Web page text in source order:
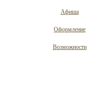
Афиша
Оформление
Возможности